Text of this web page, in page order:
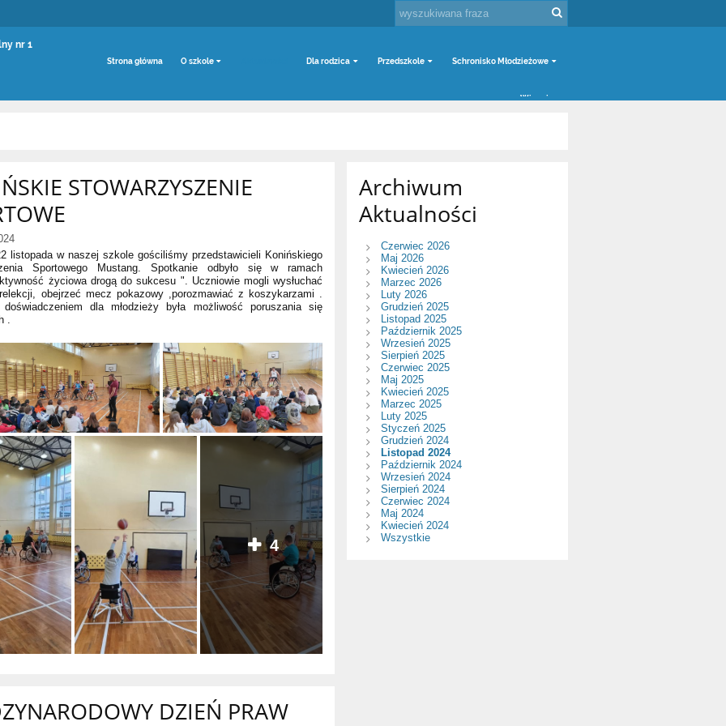
nr 1
Strona główna O szkole Dla rodzica Przedszkole Schronisko Młodzieżowe
Więcej
STOWARZYSZENIE
listopada w naszej szkole gościliśmy przedstawicieli Konińskiego
Sportowego Mustang. Spotkanie odbyło się w ramach
życiowa drogą do sukcesu ". Uczniowie mogli wysłuchać
obejrzeć mecz pokazowy ,porozmawiać z koszykarzami .
doświadczeniem dla młodzieży była możliwość poruszania się
.
4
DZIEŃ PRAW
Archiwum
Aktualności
Czerwiec 2026
Maj 2026
Kwiecień 2026
Marzec 2026
Luty 2026
Grudzień 2025
Listopad 2025
Październik 2025
Wrzesień 2025
Sierpień 2025
Czerwiec 2025
Maj 2025
Kwiecień 2025
Marzec 2025
Luty 2025
Styczeń 2025
Grudzień 2024
Listopad 2024
Październik 2024
Wrzesień 2024
Sierpień 2024
Czerwiec 2024
Maj 2024
Kwiecień 2024
Wszystkie